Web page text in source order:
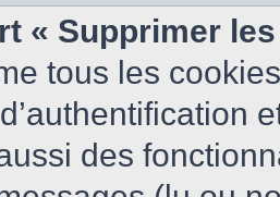
« Supprimer
tous les
des